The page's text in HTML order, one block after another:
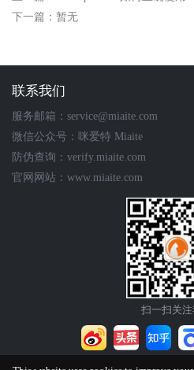
下一篇：暂无
联系我们
服务邮箱：service@miaite.com
微信公众号：咪爱特 Miaite
防伪查询：verify.miaite.com
官网网站：www.miaite.com
扫一扫关注